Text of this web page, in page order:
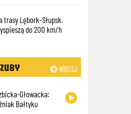
trasy Lębork–Słupsk.
do 200 km/h
WIĘCEJ
Głowacka:
Bałtyku